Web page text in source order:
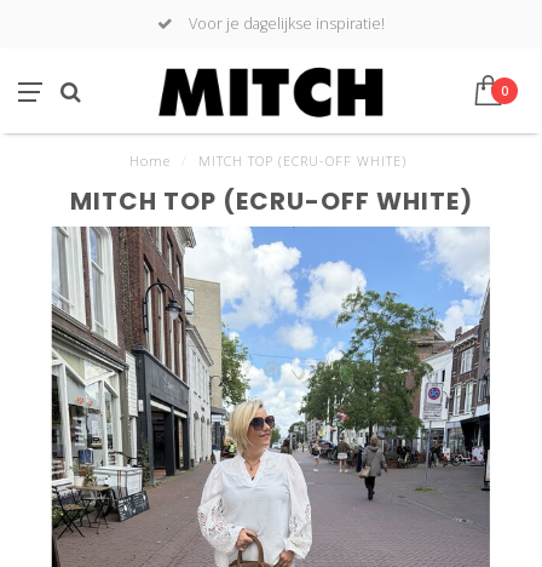
Voor je dagelijkse inspiratie!
0
Home MITCH TOP (ECRU-OFF WHITE)
MITCH TOP (ECRU-OFF WHITE)